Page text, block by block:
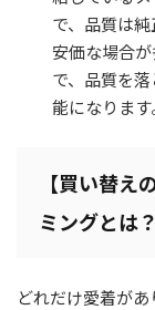
で、品質は
安価な場合
で、品質を
能になります
【買い替え
ミングとは？
どれだけ愛着が